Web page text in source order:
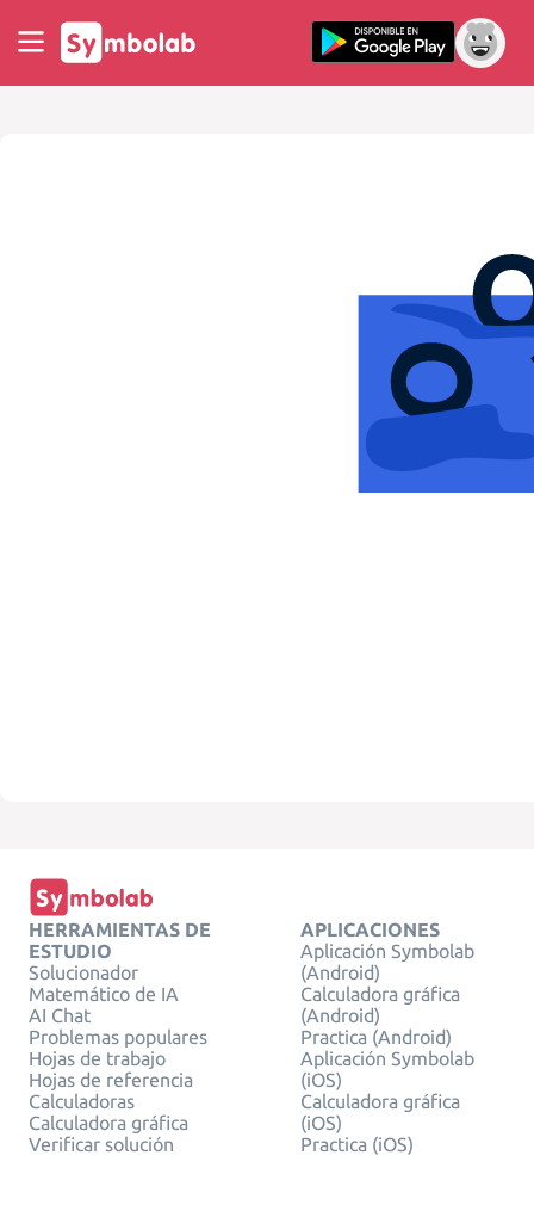
HERRAMIENTAS DE
ESTUDIO
Solucionador
Matemático de IA
AI Chat
Problemas populares
Hojas de trabajo
Hojas de referencia
Calculadoras
Calculadora gráfica
Verificar solución
APLICACIONES
Aplicación Symbolab
(Android)
Calculadora gráfica
(Android)
Practica (Android)
Aplicación Symbolab
(iOS)
Calculadora gráfica
(iOS)
Practica (iOS)